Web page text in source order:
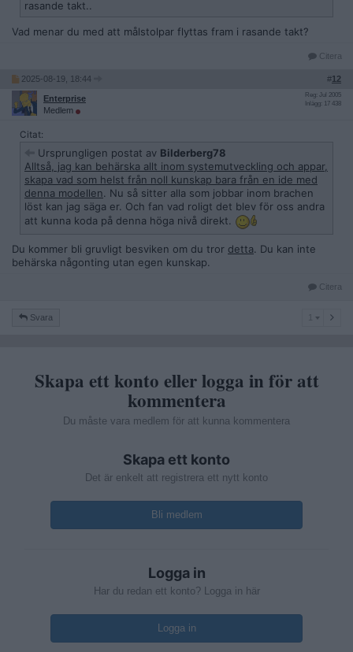
rasande takt..
Vad menar du med att målstolpar flyttas fram i rasande takt?
Citera
2025-08-19, 18:44 #12
Enterprise
Medlem
Reg: Jul 2005
Inlägg: 17 438
Citat:
Ursprungligen postat av Bilderberg78
Alltså, jag kan behärska allt inom systemutveckling och appar,
skapa vad som helst från noll kunskap bara från en ide med
denna modellen . Nu så sitter alla som jobbar inom brachen
löst kan jag säga er. Och fan vad roligt det blev för oss andra
att kunna koda på denna höga nivå direkt.
Du kommer bli gruvligt besviken om du tror detta. Du kan inte
behärska någonting utan egen kunskap.
Citera
Svara
Skapa ett konto eller logga in för att
kommentera
Du måste vara medlem för att kunna kommentera
Skapa ett konto
Det är enkelt att registrera ett nytt konto
Bli medlem
Logga in
Har du redan ett konto? Logga in här
Logga in